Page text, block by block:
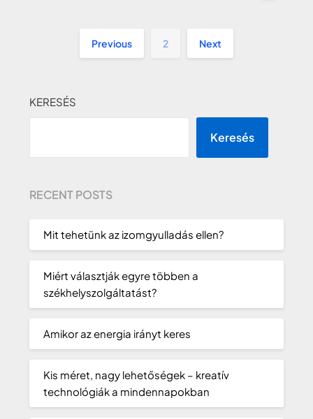
Previous 2 Next
KERESÉS
Keresés
RECENT POSTS
Mit tehetünk az izomgyulladás ellen?
Miért választják egyre többen a
székhelyszolgáltatást?
Amikor az energia irányt keres
Kis méret, nagy lehetőségek – kreatív
technológiák a mindennapokban